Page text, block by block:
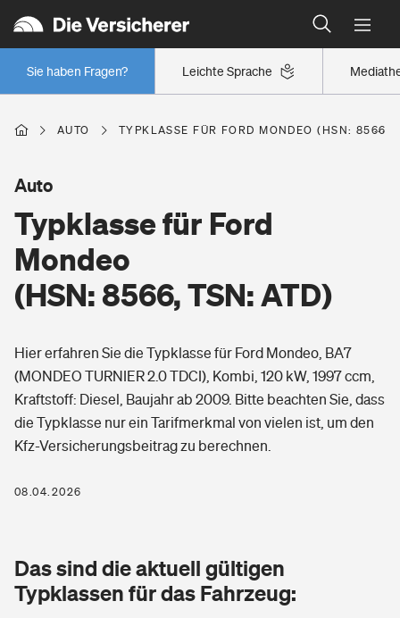
Leichte Sprache
Sie haben Fragen?
Wer versichert was: Jetzt Versicherer finden
Regionalklassen: So ist Ihre Region eingestuft
Wer versichert was: Jetzt Versicherer finden
Berufsunfähigkeitsversicherung
Arbeitsrechtsschutz
Berufshaftpflichtversicherung
Rentenrechner: Wie viel Geld bekomme ich im Alter?
Wohnen
Wohngebäudeversicherung
Hausratversicherung
Elementarversicherung
Photovoltaik
Wärmepumpen versichern
Vermieterrrechtsschutz
Pri­vate Haft­pflicht­
Rechts­schutz­ver­si­che­rung
Kinderunfall­ver­si­che­rung
Gesundheit
Private Krankenversicherung
Tierkrankenversicherung
AUTO TYPKLASSE FÜR FORD MONDEO (HSN: 8566,
Typklasse für Ford
Mondeo
(HSN: 8566, TSN: ATD)
Auto
Hier erfahren Sie die Typklasse für Ford Mondeo, BA7
(MONDEO TURNIER 2.0 TDCI), Kombi, 120 kW, 1997 ccm,
Kraftstoff: Diesel, Baujahr ab 2009. Bitte beachten Sie, dass
die Typklasse nur ein Tarifmerkmal von vielen ist, um den
Kfz-Versicherungsbeitrag zu berechnen.
08.04.2026
Das sind die aktuell gültigen
Typklassen für das Fahrzeug: